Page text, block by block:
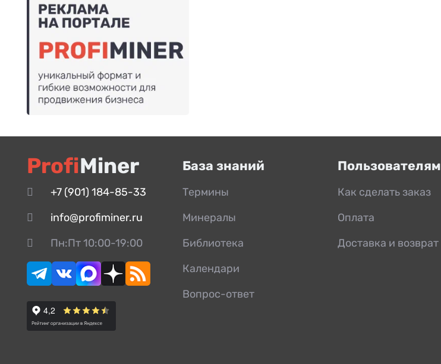
Футеровка нижняя
Шпилька
ProfiMiner
+7 (901) 184-85-33
info@profiminer.ru
Пн:Пт 10:00-19:00
База знаний
Термины
Минералы
Библиотека
Календари
Вопрос-ответ
Пользователям
Как сделать заказ
Оплата
Доставка и возврат